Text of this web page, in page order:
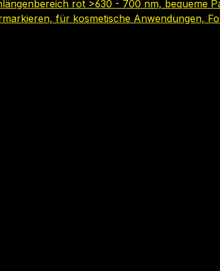
rot >630 - 700 nm, bequeme
für kosmetische Anwendungen,